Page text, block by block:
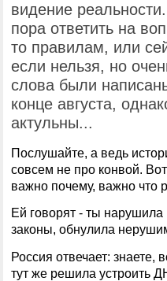
видение
пора ответить на
то правилам, или
если нельзя, но
слова были
конце августа,
актульны...
Послушайте, а ведь
совсем не про конвой.
важно почему, важно что
Ей говорят - ты
законы, обнулила
Россия отвечает: знаете,
тут же решила устроить